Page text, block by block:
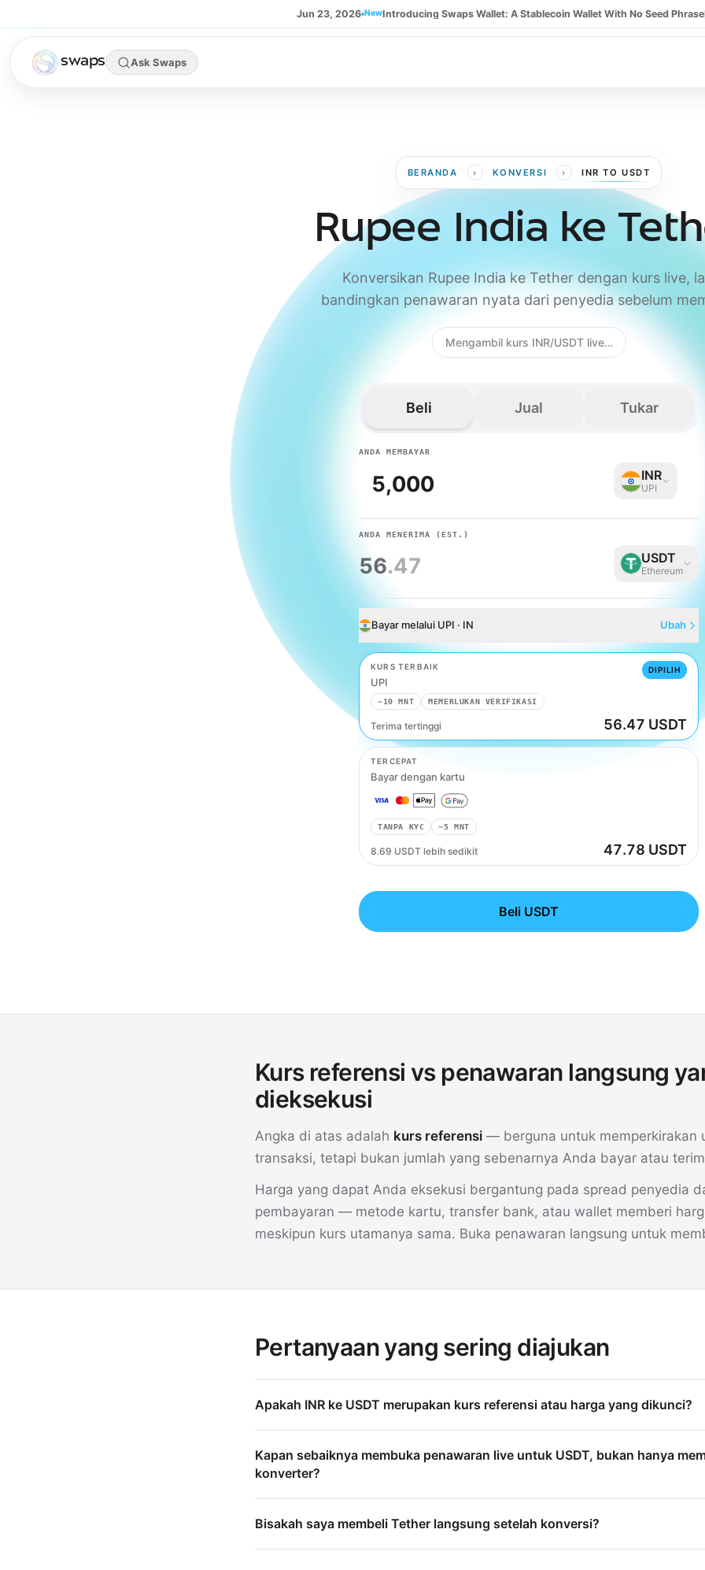
Jun 23, 2026 NewIntroducing Swaps Wallet: A Stablecoin Wallet With No Seed Phrase
swaps Ask Swaps
BERANDA › KONVERSI › INR TO USDT
Rupee India ke
Konversikan Rupee India ke Tether dengan kurs live,
bandingkan penawaran nyata dari penyedia sebelum
Mengambil kurs INR/USDT live…
Beli Jual Tukar
ANDA MEMBAYAR
INR
UPI
ANDA MENERIMA (EST.)
56.47 USDT
Ethereum
Bayar melalui UPI · IN Ubah
KURS TERBAIK
UPI
DIPILIH
~10 MNT MEMERLUKAN VERIFIKASI
Terima tertinggi 56.47 USDT
UPI
TERCEPAT
Bayar dengan kartu
TANPA KYC ~5 MNT
8.69 USDT lebih sedikit 47.78 USDT
Beli USDT
Kurs referensi vs penawaran langsung
dieksekusi
Angka di atas adalah kurs referensi — berguna untuk memperkirakan
transaksi, tetapi bukan jumlah yang sebenarnya Anda bayar atau
Harga yang dapat Anda eksekusi bergantung pada spread penyedia
pembayaran — metode kartu, transfer bank, atau wallet memberi
meskipun kurs utamanya sama. Buka penawaran langsung untuk
Pertanyaan yang sering diajukan
Apakah INR ke USDT merupakan kurs referensi atau harga yang dikunci?
Kapan sebaiknya membuka penawaran live untuk USDT, bukan hanya
konverter?
Bisakah saya membeli Tether langsung setelah konversi?